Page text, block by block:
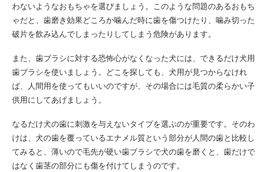
わないようなおもちゃを選びましょう。このような問題のあるおもち
ゃだと、歯磨き効果どころか噛んだ時に歯を傷つけたり、噛み切った
破片を飲み込んでしまったりしてしまう危険があります。
また、歯ブラシに対する恐怖心がなくなった犬には、できるだけ犬用
歯ブラシを使いましょう。どこを探しても、犬用が見つからなけれ
ば、人間用を使ってもいいのですが、その場合には毛質の柔らかい子
供用にしてあげましょう。
なるだけ犬の歯に刺激を与えないタイプを選ぶのが重要です。そのわ
けは、犬の歯を覆っているエナメル質という部分が人間の歯と比較し
てみると、薄いので毛先が硬い歯ブラシで犬の歯を磨くと、歯だけで
はなく歯茎の部分にも傷を付けてしまうのです。